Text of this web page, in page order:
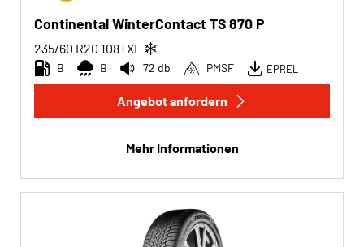
Wohnmobil (0)
Continental WinterContact TS 870 P
235/60 R20 108TXL
B B 72 db PMSF EPREL
Angebot anfordern
Mehr Informationen